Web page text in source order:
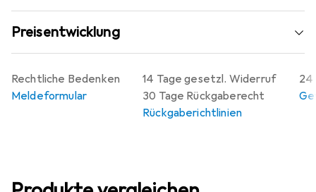
Preisentwicklung
14 Tage gesetzl. Widerruf
30 Tage Rückgaberecht
Rückgaberichtlinien
24
Rechtliche Bedenken
Meldeformular